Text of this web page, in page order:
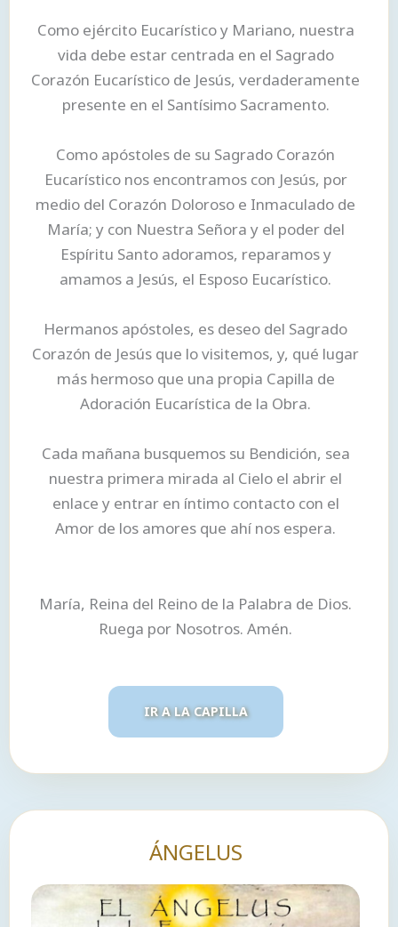
Como ejército Eucarístico y Mariano, nuestra
vida debe estar centrada en el Sagrado
Corazón Eucarístico de Jesús, verdaderamente
presente en el Santísimo Sacramento.
Como apóstoles de su Sagrado Corazón
Eucarístico nos encontramos con Jesús, por
medio del Corazón Doloroso e Inmaculado de
María; y con Nuestra Señora y el poder del
Espíritu Santo adoramos, reparamos y
amamos a Jesús, el Esposo Eucarístico.
Hermanos apóstoles, es deseo del Sagrado
Corazón de Jesús que lo visitemos, y, qué lugar
más hermoso que una propia Capilla de
Adoración Eucarística de la Obra.
Cada mañana busquemos su Bendición, sea
nuestra primera mirada al Cielo el abrir el
enlace y entrar en íntimo contacto con el
Amor de los amores que ahí nos espera.
María, Reina del Reino de la Palabra de Dios.
Ruega por Nosotros. Amén.
IR A LA CAPILLA
ÁNGELUS